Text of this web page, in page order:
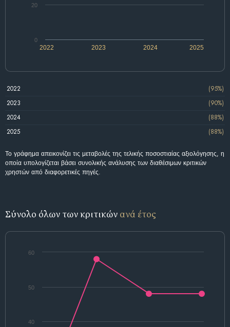
2022 2024
2023 2025
0
20
2022
(95%)
2023
(90%)
2024
(88%)
2025
(88%)
Το γράφημα απεικονίζει τις μεταβολές της τελικής ποσοστιαίας αξιολόγησης, η
οποία υπολογίζεται βάσει συνολικής ανάλυσης των διαθέσιμων κριτικών
χρηστών από διαφορετικές πηγές.
Σύνολο όλων των κριτικών ανά έτος
40
50
60